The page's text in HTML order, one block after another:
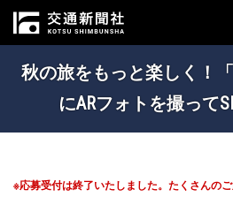
秋の旅をもっと楽しく！
にARフォトを撮って
※応募受付は終了いたしました。たくさんの